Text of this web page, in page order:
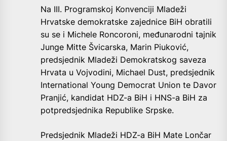
Na III. Programskoj Konvenciji Mladeži
Hrvatske demokratske zajednice BiH obratili
su se i Michele Roncoroni, međunarodni tajnik
Junge Mitte Švicarska, Marin Piuković,
predsjednik Mladeži Demokratskog saveza
Hrvata u Vojvodini, Michael Dust, predsjednik
International Young Democrat Union te Davor
Pranjić, kandidat HDZ-a BiH i HNS-a BiH za
potpredsjednika Republike Srpske.
Predsjednik Mladeži HDZ-a BiH Mate Lončar